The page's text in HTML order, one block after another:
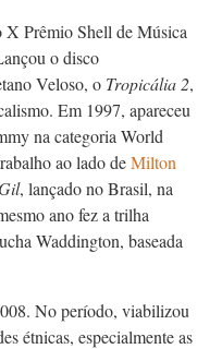
X Prêmio Shell de Música
o disco
Veloso, o Tropicália 2,
Em 1997, apareceu
na categoria World
ao lado deMilton
, lançado no Brasil, na
ano fez a trilha
Waddington, baseada
No período, viabilizou
étnicas, especialmente as